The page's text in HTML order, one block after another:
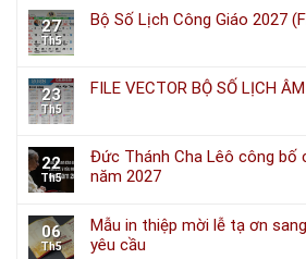
27
Th5
Bộ Số Lịch Công Giáo 2027
23
Th5
FILE VECTOR BỘ SỐ LỊCH
22
Th5
Đức Thánh Cha Lêô công bố
năm 2027
06
Th5
Mẫu in thiệp mời lễ tạ ơn
yêu cầu